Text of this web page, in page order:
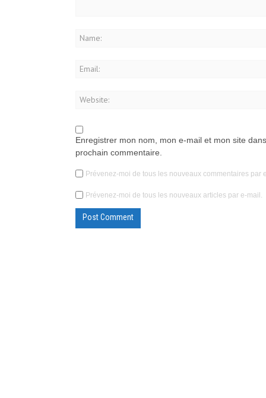
Enregistrer mon nom, mon e-mail et mon site
prochain commentaire.
Prévenez-moi de tous les nouveaux commentaires par
Prévenez-moi de tous les nouveaux articles par e-mail.